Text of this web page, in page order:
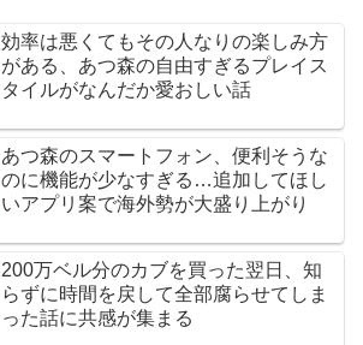
効率は悪くてもその人なりの楽しみ方
がある、あつ森の自由すぎるプレイス
タイルがなんだか愛おしい話
あつ森のスマートフォン、便利そうな
のに機能が少なすぎる…追加してほし
いアプリ案で海外勢が大盛り上がり
200万ベル分のカブを買った翌日、知
らずに時間を戻して全部腐らせてしま
った話に共感が集まる